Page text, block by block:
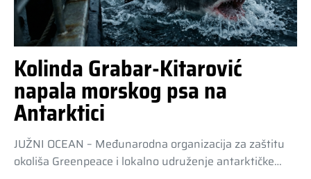
Kolinda Grabar-Kitarović
napala morskog psa na
Antarktici
JUŽNI OCEAN – Međunarodna organizacija za zaštitu
okoliša Greenpeace i lokalno udruženje antarktičke…